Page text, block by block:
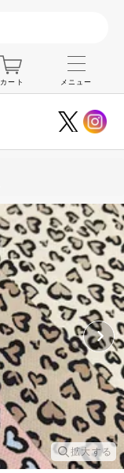
カート メニュー
拡大する